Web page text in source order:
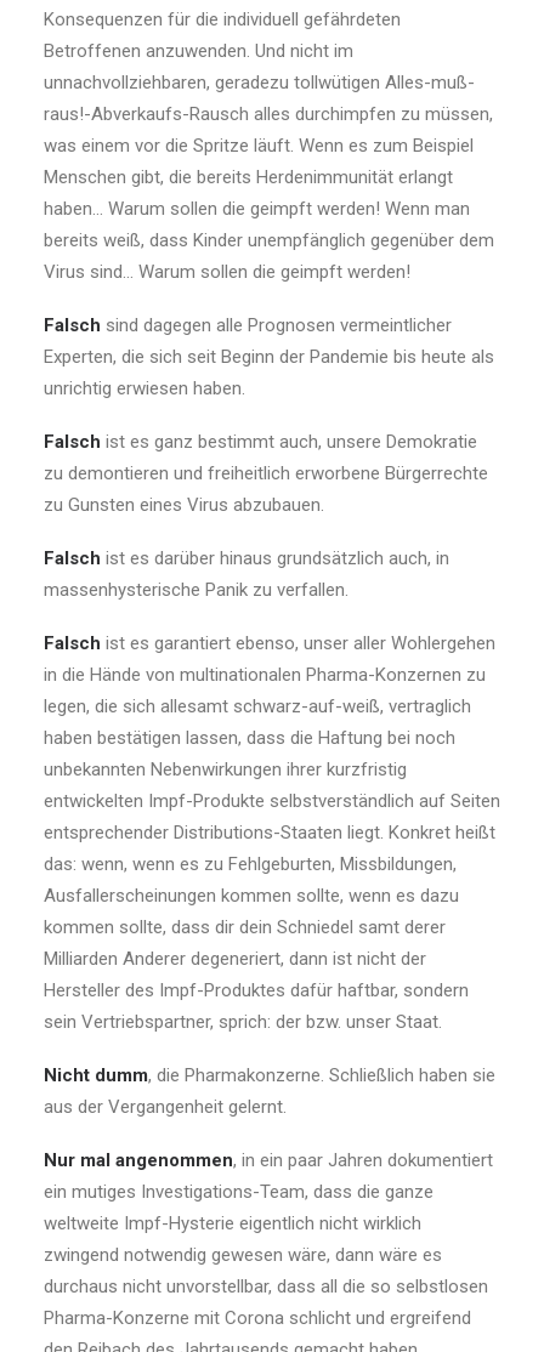
Konsequenzen für die individuell gefährdeten
Betroffenen anzuwenden. Und nicht im
unnachvollziehbaren, geradezu tollwütigen Alles-muß-
raus!-Abverkaufs-Rausch alles durchimpfen zu müssen,
was einem vor die Spritze läuft. Wenn es zum Beispiel
Menschen gibt, die bereits Herdenimmunität erlangt
haben… Warum sollen die geimpft werden! Wenn man
bereits weiß, dass Kinder unempfänglich gegenüber dem
Virus sind… Warum sollen die geimpft werden!
Falsch sind dagegen alle Prognosen vermeintlicher
Experten, die sich seit Beginn der Pandemie bis heute als
unrichtig erwiesen haben.
Falsch ist es ganz bestimmt auch, unsere Demokratie
zu demontieren und freiheitlich erworbene Bürgerrechte
zu Gunsten eines Virus abzubauen.
Falsch ist es darüber hinaus grundsätzlich auch, in
massenhysterische Panik zu verfallen.
Falsch ist es garantiert ebenso, unser aller Wohlergehen
in die Hände von multinationalen Pharma-Konzernen zu
legen, die sich allesamt schwarz-auf-weiß, vertraglich
haben bestätigen lassen, dass die Haftung bei noch
unbekannten Nebenwirkungen ihrer kurzfristig
entwickelten Impf-Produkte selbstverständlich auf Seiten
entsprechender Distributions-Staaten liegt. Konkret heißt
das: wenn, wenn es zu Fehlgeburten, Missbildungen,
Ausfallerscheinungen kommen sollte, wenn es dazu
kommen sollte, dass dir dein Schniedel samt derer
Milliarden Anderer degeneriert, dann ist nicht der
Hersteller des Impf-Produktes dafür haftbar, sondern
sein Vertriebspartner, sprich: der bzw. unser Staat.
Nicht dumm, die Pharmakonzerne. Schließlich haben sie
aus der Vergangenheit gelernt.
Nur mal angenommen, in ein paar Jahren dokumentiert
ein mutiges Investigations-Team, dass die ganze
weltweite Impf-Hysterie eigentlich nicht wirklich
zwingend notwendig gewesen wäre, dann wäre es
durchaus nicht unvorstellbar, dass all die so selbstlosen
Pharma-Konzerne mit Corona schlicht und ergreifend